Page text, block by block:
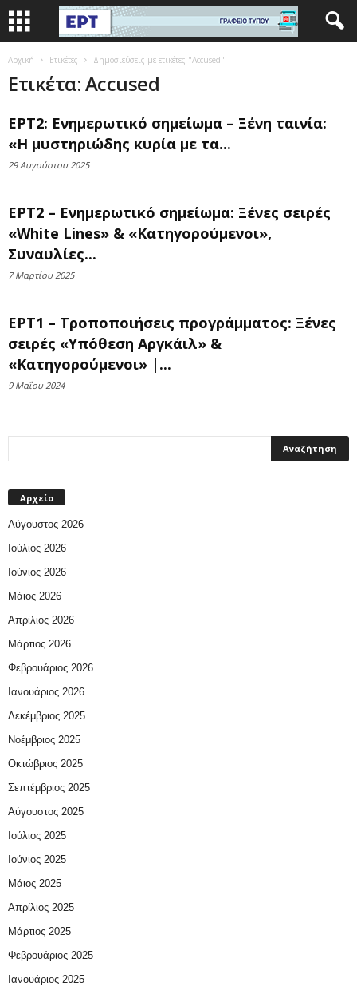
Αρχική Ετικέτες Δημοσιεύσεις με ετικέτες "Accused"
Ετικέτα: Accused
ΕΡΤ2: Ενημερωτικό σημείωμα – Ξένη ταινία:
«Η μυστηριώδης κυρία με τα...
29 Αυγούστου 2025
ΕΡΤ2 – Ενημερωτικό σημείωμα: Ξένες σειρές
«White Lines» & «Κατηγορούμενοι»,
Συναυλίες...
7 Μαρτίου 2025
ΕΡΤ1 – Τροποποιήσεις προγράμματος: Ξένες
σειρές «Υπόθεση Αργκάιλ» &
«Κατηγορούμενοι» |...
9 Μαΐου 2024
Αρχείο
Αύγουστος 2026
Ιούλιος 2026
Ιούνιος 2026
Μάιος 2026
Απρίλιος 2026
Μάρτιος 2026
Φεβρουάριος 2026
Ιανουάριος 2026
Δεκέμβριος 2025
Νοέμβριος 2025
Οκτώβριος 2025
Σεπτέμβριος 2025
Αύγουστος 2025
Ιούλιος 2025
Ιούνιος 2025
Μάιος 2025
Απρίλιος 2025
Μάρτιος 2025
Φεβρουάριος 2025
Ιανουάριος 2025